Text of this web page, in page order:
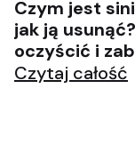
Czym jest
jak ją
oczyścić i
produktami
Czytaj całość